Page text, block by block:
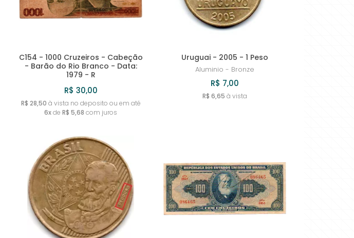
C154 - 1000 Cruzeiros - Cabeção
- Barão do Rio Branco - Data:
1979 - R
R$ 30,00
R$ 28,50 à vista no deposito ou em até
6xde R$ 5,68 com juros
Uruguai - 2005 - 1 Peso
Aluminio - Bronze
R$ 7,00
R$ 6,65 à vista